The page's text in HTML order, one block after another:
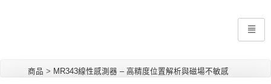
商品 > MR343線性感測器 – 高精度位置解析與磁場不敏感